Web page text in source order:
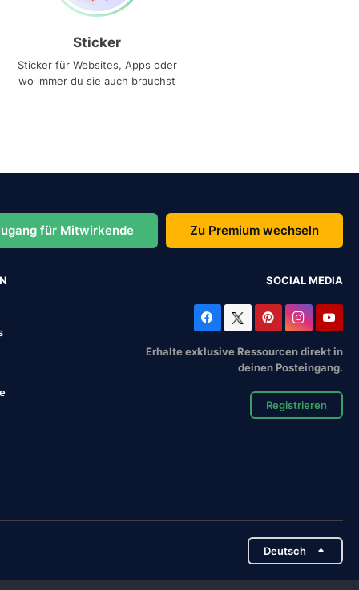
Sticker
Sticker für Websites, Apps oder
wo immer du sie auch brauchst
für Mitwirkende Zu Premium wechseln
SOCIAL MEDIA
Erhalte exklusive Ressourcen direkt in
deinen Posteingang.
Registrieren
Deutsch